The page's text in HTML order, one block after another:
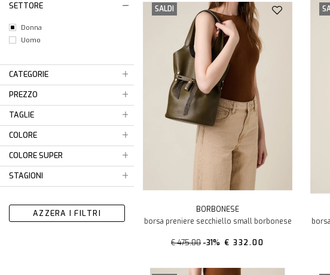
SETTORE
Donna
Uomo
CATEGORIE
PREZZO
TAGLIE
COLORE
COLORE SUPER
STAGIONI
AZZERA I FILTRI
SALDI
BORBONESE
borsa preniere secchiello small borbonese
€ 475.00 -31% € 332.00